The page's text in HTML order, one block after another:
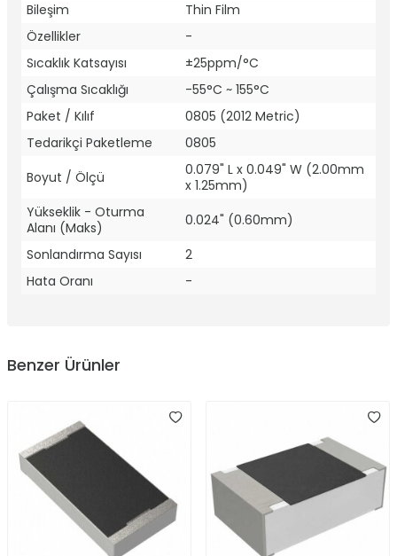
Bileşim
Thin Film
Özellikler
-
Sıcaklık Katsayısı
±25ppm/°C
Çalışma Sıcaklığı
-55°C ~ 155°C
Paket / Kılıf
0805 (2012 Metric)
Tedarikçi Paketleme
0805
Boyut / Ölçü
0.079" L x 0.049" W (2.00mm
x 1.25mm)
Yükseklik - Oturma
Alanı (Maks)
0.024" (0.60mm)
Sonlandırma Sayısı
2
Hata Oranı
-
Benzer Ürünler